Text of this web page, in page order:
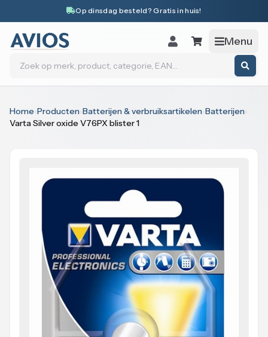
Op dinsdag besteld? Gratis in huis!
Menu
Zoeken
Home›Producten›Batterijen & verbruiksartikelen›Batterijen›
Varta Silver oxide V76PX blister 1